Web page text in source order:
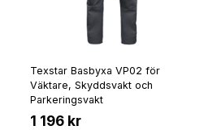
Texstar Basbyxa VP02 för
Väktare, Skyddsvakt och
Parkeringsvakt
1 196 kr